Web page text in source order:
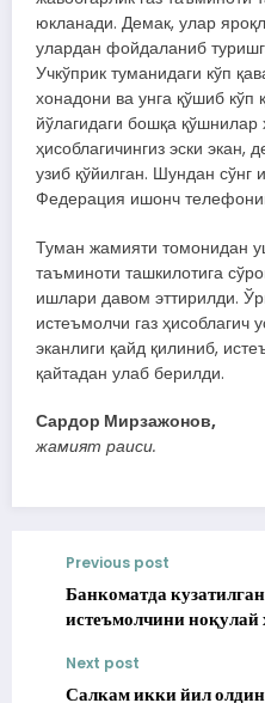
юкланади. Демак, улар
улардан фойдаланиб
Учкўприк туманидаги кўп
хонадони ва унга қўшиб кўп
йўлагидаги бошқа қўшнилар
ҳисоблагичингиз эски экан,
узиб қўйилган. Шундан
Федерация ишонч
Туман жамияти томонидан
таъминоти ташкилотига
ишлари давом эттирилди.
истеъмолчи газ ҳисоблагич
эканлиги қайд қилиниб,
қайтадан улаб берилди.
Сардор Мирзажонов,
жамият раиси.
Previous post
Банкоматда
истеъмолчини ноқулай
Next post
Салкам икки йил олдин